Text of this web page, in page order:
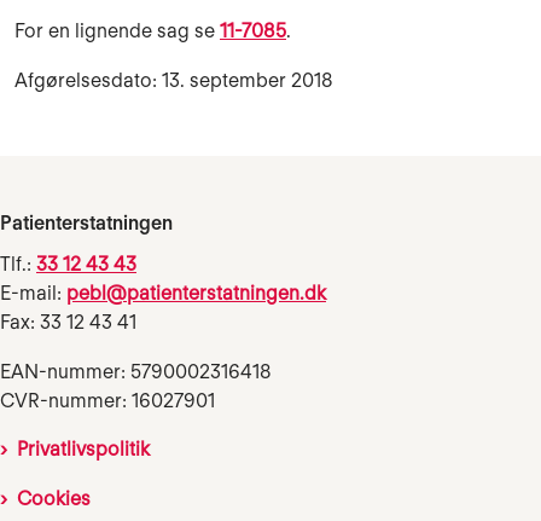
For en lignende sag se 11-7085.
Afgørelsesdato: 13. september 2018
Patienterstatningen
Tlf.: 33 12 43 43
E-mail: pebl@patienterstatningen.dk
Fax: 33 12 43 41
EAN-nummer: 5790002316418
CVR-nummer: 16027901
Privatlivspolitik
Cookies